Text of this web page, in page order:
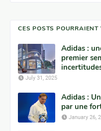
CES POSTS POURRAIENT
Adidas :
premier
July 31, 2025
Adidas :
par une
January 26,